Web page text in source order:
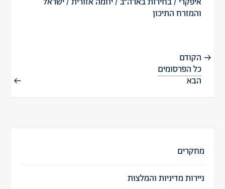
והמזרח התיכון
הקודם
כל הפרסומים
הבא
מחקרים
ניירות מדיניות והמלצות